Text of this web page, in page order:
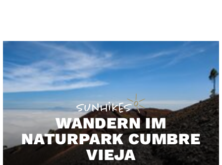
WANDERN IM
NATURPARK CUMBRE
VIEJA